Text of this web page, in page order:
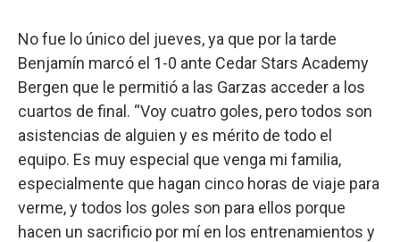
No fue lo único del jueves, ya que por la tarde
Benjamín marcó el 1-0 ante Cedar Stars Academy
Bergen que le permitió a las Garzas acceder a los
cuartos de final. “Voy cuatro goles, pero todos son
asistencias de alguien y es mérito de todo el
equipo. Es muy especial que venga mi familia,
especialmente que hagan cinco horas de viaje para
verme, y todos los goles son para ellos porque
hacen un sacrificio por mí en los entrenamientos y